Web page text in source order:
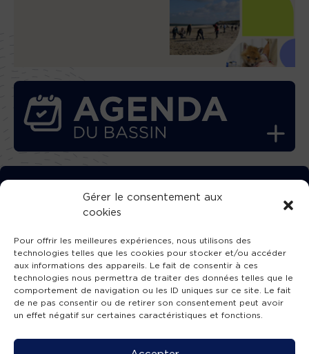
Gérer le consentement aux
cookies
Pour offrir les meilleures expériences, nous utilisons des
technologies telles que les cookies pour stocker et/ou accéder
aux informations des appareils. Le fait de consentir à ces
technologies nous permettra de traiter des données telles que le
comportement de navigation ou les ID uniques sur ce site. Le fait
de ne pas consentir ou de retirer son consentement peut avoir
un effet négatif sur certaines caractéristiques et fonctions.
TÉLÉCHARGEZ GRATUITEMENT
L’APPLICATION TVBA !
SUIVEZ-NOUS !
Mentions légales -Accessibilité